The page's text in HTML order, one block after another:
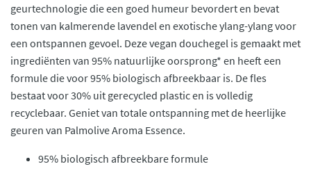
geurtechnologie die een goed humeur bevordert en bevat
tonen van kalmerende lavendel en exotische ylang-ylang voor
een ontspannen gevoel. Deze vegan douchegel is gemaakt met
ingrediënten van 95% natuurlijke oorsprong* en heeft een
formule die voor 95% biologisch afbreekbaar is. De fles
bestaat voor 30% uit gerecycled plastic en is volledig
recyclebaar. Geniet van totale ontspanning met de heerlijke
geuren van Palmolive Aroma Essence.
95% biologisch afbreekbare formule